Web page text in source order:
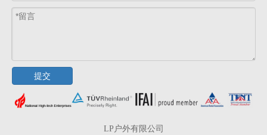
提交
LP户外有限公司